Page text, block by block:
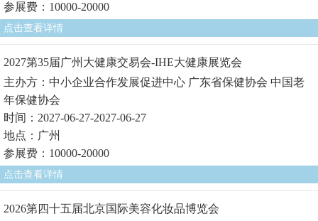
参展费：10000-20000
点击查看详情
2027第35届广州大健康交易会-IHE大健康展览会
主办方：中小企业合作发展促进中心 广东省保健协会 中国老
年保健协会
时间：2027-06-27-2027-06-27
地点：广州
参展费：10000-20000
点击查看详情
2026第四十五届北京国际美容化妆品博览会